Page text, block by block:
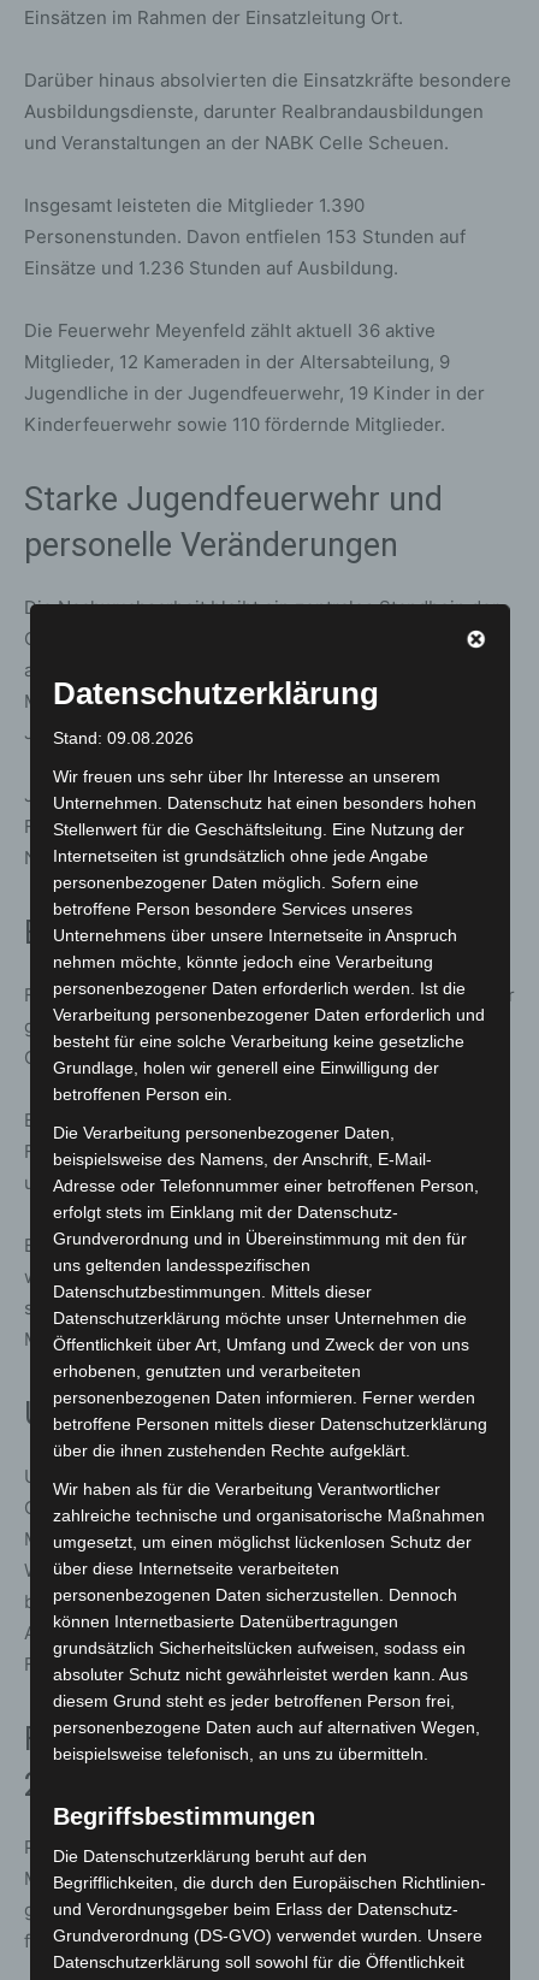
Einsätzen im Rahmen der Einsatzleitung Ort.
Darüber hinaus absolvierten die Einsatzkräfte besondere
Ausbildungsdienste, darunter Realbrandausbildungen
und Veranstaltungen an der NABK Celle Scheuen.
Insgesamt leisteten die Mitglieder 1.390
Personenstunden. Davon entfielen 153 Stunden auf
Einsätze und 1.236 Stunden auf Ausbildung.
Die Feuerwehr Meyenfeld zählt aktuell 36 aktive
Mitglieder, 12 Kameraden in der Altersabteilung, 9
Jugendliche in der Jugendfeuerwehr, 19 Kinder in der
Kinderfeuerwehr sowie 110 fördernde Mitglieder.
Starke Jugendfeuerwehr und
personelle Veränderungen
Die Nachwuchsarbeit bleibt ein zentrales Standbein der
Ortsfeuerwehr. Die Jugendfeuerwehr Meyenfeld
absolvierte 2.259 Dienststunden. Im März sollen weitere
Mitglieder aus der Kinderfeuerwehr in die
Jugendfeuerwehr übernommen werden.
Jugendwart Sascha Mauruschat kündigte an, seine
Funktion zum 30. April abzugeben. Gespräche über eine
Nachfolge laufen bereits.
Ehrungen und Auszeichnungen
Für langjährige Zugehörigkeit wurden mehrere Mitglieder
geehrt, darunter Robert Fulsche für 25 Jahre sowie
Celina Cohrdes für 10 Jahre Mitgliedschaft.
Befördert wurden Johannes Scheer zum
Feuerwehrmann, Insa Gebhard zur Hauptfeuerwehrfrau
und Daniel Weber zum Hauptlöschmeister.
Eine besondere Auszeichnung erhielt Peter Klein: Er
wurde mit dem Deutschen Feuerwehr Ehrenkreuz für
seine langjährige Tätigkeit als Gerätewart der Feuerwehr
Meyenfeld geehrt.
Umbau der Feuerwache geplant
Unter dem Tagesordnungspunkt Veränderungen gab
Ortsbrandmeister Fulsche einen Ausblick auf bauliche
Maßnahmen. Geplant ist, die bisherige Lagefläche in der
Werkstatt zu einer Damenumkleide umzubauen. Dafür
benötigen die Ehrenamtlichen zusätzlichen Lagerraum.
Als Lösung wird die Aufstellung eines Containers an der
Feuerwache geprüft.
Förderverein und Jubiläumsfeier
2026
Passend zum 100 jährigen Bestehen der Ortsfeuerwehr
Meyenfeld soll in diesem Jahr ein Förderverein
gegründet werden. Die Vorbereitungen sind weit
fortgeschritten, die Gründung soll zeitnah erfolgen.
Datenschutzerklärung
Stand: 09.08.2026
Wir freuen uns sehr über Ihr Interesse an unserem
Unternehmen. Datenschutz hat einen besonders hohen
Stellenwert für die Geschäftsleitung. Eine Nutzung der
Internetseiten ist grundsätzlich ohne jede Angabe
personenbezogener Daten möglich. Sofern eine
betroffene Person besondere Services unseres
Unternehmens über unsere Internetseite in Anspruch
nehmen möchte, könnte jedoch eine Verarbeitung
personenbezogener Daten erforderlich werden. Ist die
Verarbeitung personenbezogener Daten erforderlich und
besteht für eine solche Verarbeitung keine gesetzliche
Grundlage, holen wir generell eine Einwilligung der
betroffenen Person ein.
Die Verarbeitung personenbezogener Daten,
beispielsweise des Namens, der Anschrift, E-Mail-
Adresse oder Telefonnummer einer betroffenen Person,
erfolgt stets im Einklang mit der Datenschutz-
Grundverordnung und in Übereinstimmung mit den für
uns geltenden landesspezifischen
Datenschutzbestimmungen. Mittels dieser
Datenschutzerklärung möchte unser Unternehmen die
Öffentlichkeit über Art, Umfang und Zweck der von uns
erhobenen, genutzten und verarbeiteten
personenbezogenen Daten informieren. Ferner werden
betroffene Personen mittels dieser Datenschutzerklärung
über die ihnen zustehenden Rechte aufgeklärt.
Wir haben als für die Verarbeitung Verantwortlicher
zahlreiche technische und organisatorische Maßnahmen
umgesetzt, um einen möglichst lückenlosen Schutz der
über diese Internetseite verarbeiteten
personenbezogenen Daten sicherzustellen. Dennoch
können Internetbasierte Datenübertragungen
grundsätzlich Sicherheitslücken aufweisen, sodass ein
absoluter Schutz nicht gewährleistet werden kann. Aus
diesem Grund steht es jeder betroffenen Person frei,
personenbezogene Daten auch auf alternativen Wegen,
beispielsweise telefonisch, an uns zu übermitteln.
Begriffsbestimmungen
Die Datenschutzerklärung beruht auf den
Begrifflichkeiten, die durch den Europäischen Richtlinien-
und Verordnungsgeber beim Erlass der Datenschutz-
Grundverordnung (DS-GVO) verwendet wurden. Unsere
Datenschutzerklärung soll sowohl für die Öffentlichkeit